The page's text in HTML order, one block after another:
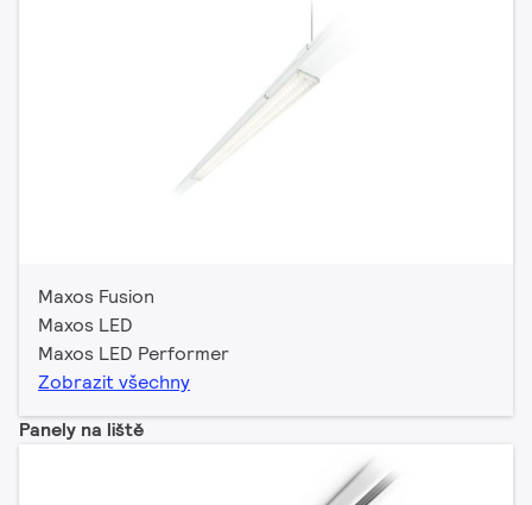
Maxos Fusion
Maxos LED
Maxos LED Performer
Zobrazit všechny
Panely na liště